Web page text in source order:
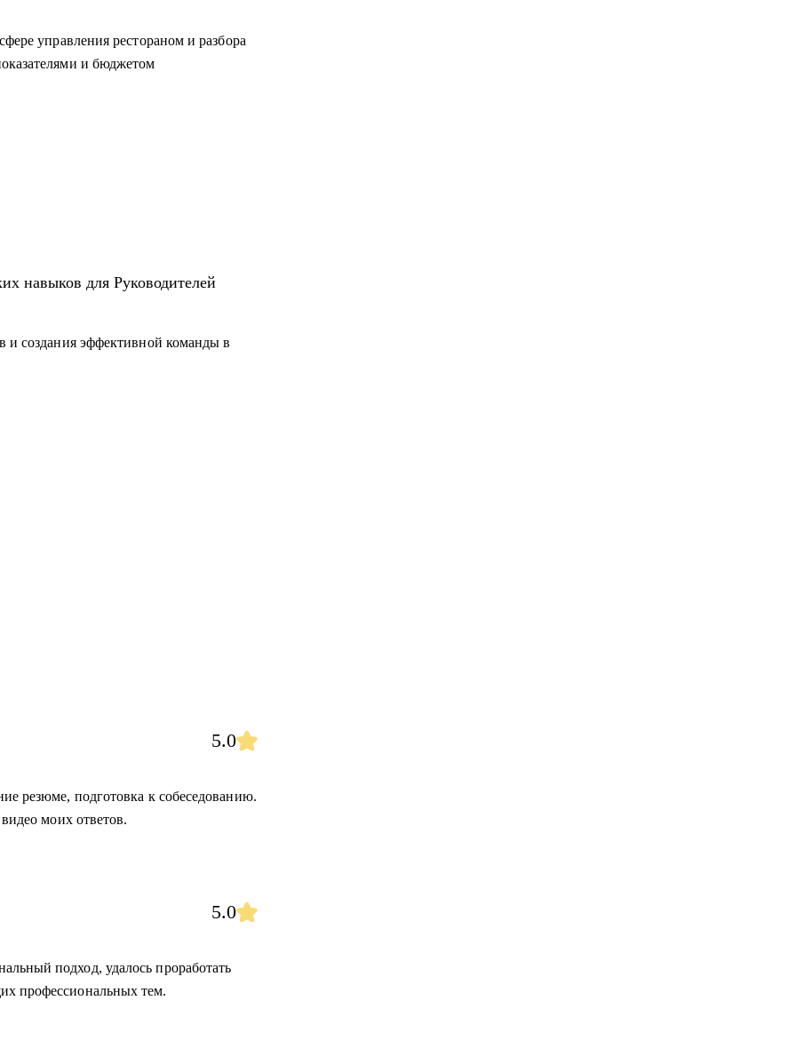
управления рестораном и разбора
и бюджетом
навыков для Руководителей
и создания эффективной команды в
5.0
резюме, подготовка к собеседованию.
моих ответов.
5.0
подход, удалось проработать
профессиональных тем.